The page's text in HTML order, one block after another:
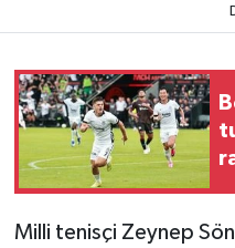
Milli tenisçi Zeynep